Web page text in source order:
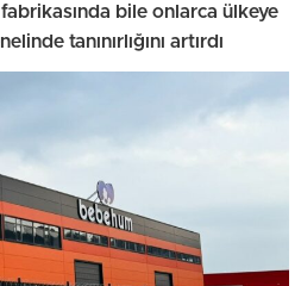
bile onlarca ülkeye
tanınırlığını artırdı